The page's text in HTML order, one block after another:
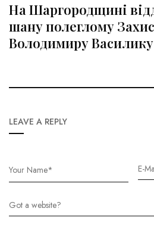
На Шаргородщині
шану полеглому
Володимиру Василику
LEAVE A REPLY